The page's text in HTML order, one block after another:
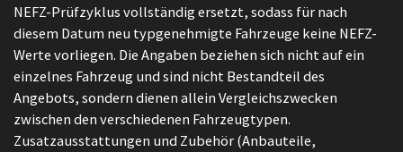
NEFZ-Prüfzyklus vollständig ersetzt, sodass für nach
diesem Datum neu typgenehmigte Fahrzeuge keine NEFZ-
Werte vorliegen. Die Angaben beziehen sich nicht auf ein
einzelnes Fahrzeug und sind nicht Bestandteil des
Angebots, sondern dienen allein Vergleichszwecken
zwischen den verschiedenen Fahrzeugtypen.
Zusatzausstattungen und Zubehör (Anbauteile,